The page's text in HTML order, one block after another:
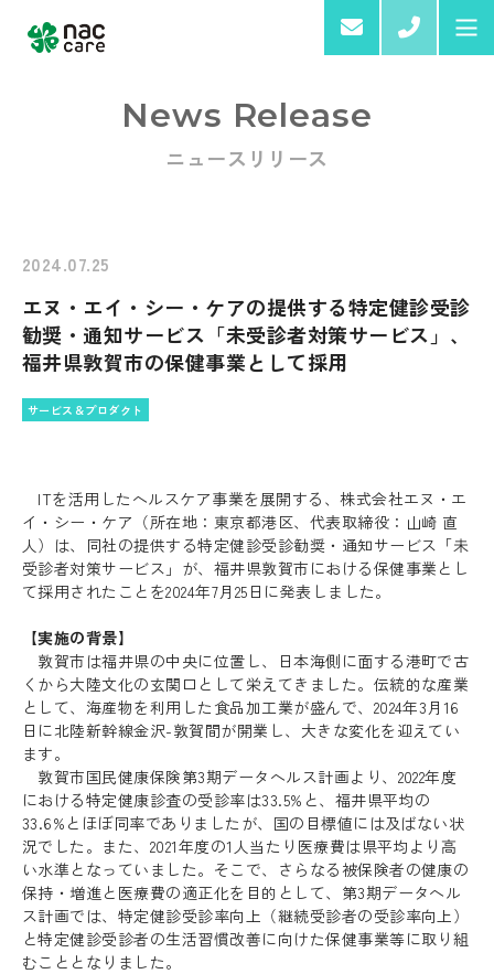
03-
About us
Services & Products
News Release
ニュースリリース
2024.07.25
エヌ・エイ・シー・ケアの提供する特定健診受診
勧奨・通知サービス「未受診者対策サービス」、
福井県敦賀市の保健事業として採用
サービス＆プロダクト
ITを活用したヘルスケア事業を展開する、株式会社エヌ・エ
イ・シー・ケア（所在地：東京都港区、代表取締役：山崎 直
人）は、同社の提供する特定健診受診勧奨・通知サービス「未
受診者対策サービス」が、福井県敦賀市における保健事業とし
て採用されたことを2024年7月25日に発表しました。
【実施の背景】
敦賀市は福井県の中央に位置し、日本海側に面する港町で古
くから大陸文化の玄関口として栄えてきました。伝統的な産業
として、海産物を利用した食品加工業が盛んで、2024年3月16
日に北陸新幹線金沢-敦賀間が開業し、大きな変化を迎えてい
ます。
敦賀市国民健康保険第3期データヘルス計画より、2022年度
における特定健康診査の受診率は33.5%と、福井県平均の
33.6%とほぼ同率でありましたが、国の目標値には及ばない状
況でした。また、2021年度の1人当たり医療費は県平均より高
い水準となっていました。そこで、さらなる被保険者の健康の
保持・増進と医療費の適正化を目的として、第3期データヘル
ス計画では、特定健診受診率向上（継続受診者の受診率向上）
と特定健診受診者の生活習慣改善に向けた保健事業等に取り組
むこととなりました。